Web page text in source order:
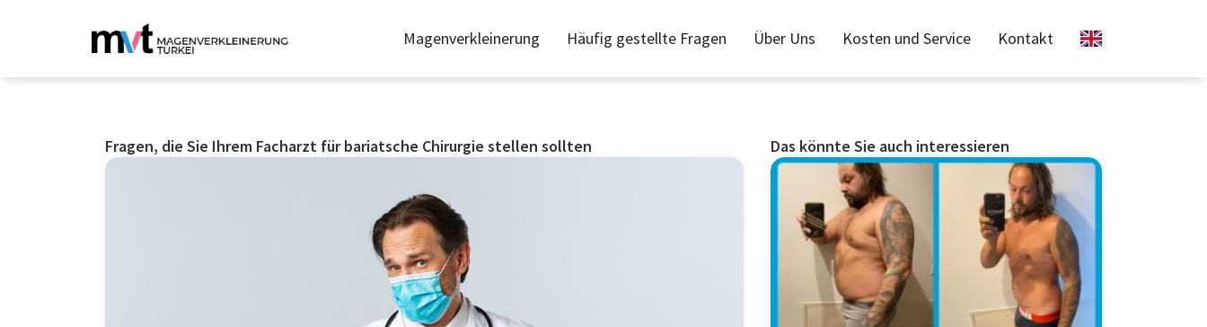
Magenverkleinerung Häufig gestellte Fragen Über Uns Kosten und Service Kontakt
Fragen, die Sie Ihrem Facharzt für bariatsche Chirurgie stellen sollten Das könnte Sie auch interessieren